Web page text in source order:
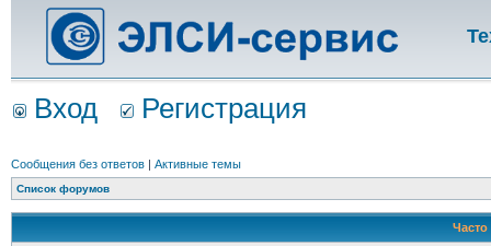
Вход Регистрация
Сообщения без ответов | Активные темы
Список форумов